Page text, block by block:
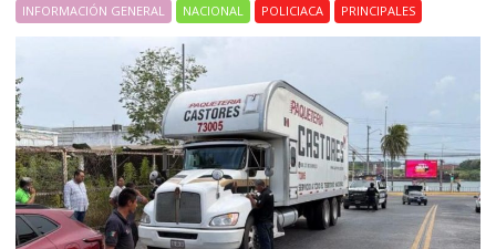
INFORMACIÓN GENERAL NACIONAL POLICIACA PRINCIPALES